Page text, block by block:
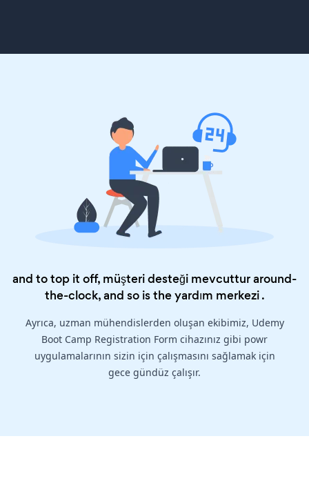
and to top it off, müşteri desteği mevcuttur around-
the-clock, and so is theyardım merkezi.
Ayrıca, uzman mühendislerden oluşan ekibimiz, Udemy
Boot Camp Registration Form cihazınız gibi powr
uygulamalarının sizin için çalışmasını sağlamak için
gece gündüz çalışır.